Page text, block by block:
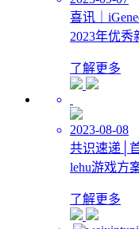
喜讯｜
2023年优秀
了解更多
2023-08-08
共识速递│
lehu游戏方
了解更多